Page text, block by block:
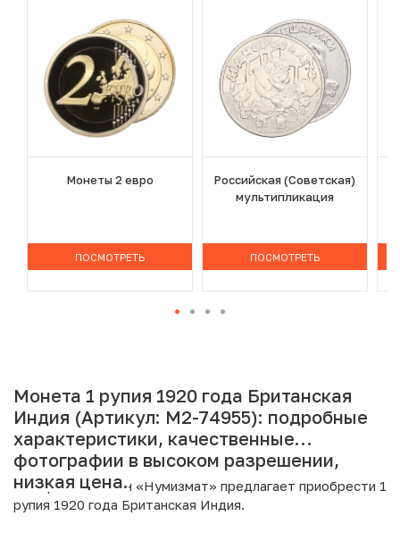
Монеты 2 евро
ПОСМОТРЕТЬ
Российская (Советская)
мультипликация
ПОСМОТРЕТЬ
Монета 1 рупия 1920 года Британская
Индия (Артикул: M2-74955): подробные
характеристики, качественные
фотографии в высоком разрешении,
низкая цена.
Интернет магазин «Нумизмат» предлагает приобрести 1
рупия 1920 года Британская Индия.